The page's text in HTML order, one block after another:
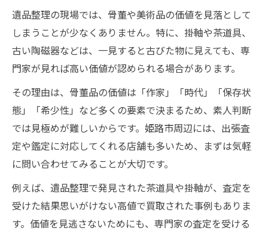
遺品整理の現場では、骨董や美術品の価値を見落として
しまうことが少なくありません。特に、掛軸や茶道具、
古い陶磁器などは、一見すると古びた物に見えても、専
門家が見れば高い価値が認められる場合があります。
その理由は、骨董品の価値は「作家」「時代」「保存状
態」「希少性」など多くの要素で決まるため、素人判断
では見極めが難しいからです。姫路市周辺には、出張査
定や鑑定に対応してくれる店舗も多いため、まずは気軽
に問い合わせてみることが大切です。
例えば、遺品整理で発見された茶道具や掛軸が、査定を
受けた結果思いがけない高値で買取された事例もありま
す。価値を見逃さないためにも、専門家の査定を受ける